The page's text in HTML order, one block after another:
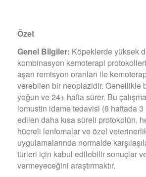
Özet
Genel Bilgiler: Köpeklerde yüksek
kombinasyon kemoterapi protokolleri
aşan remisyon oranları ile
verebilen bir neoplazidir. Genellikle
yoğun ve 24+ hafta sürer. Bu
lomustin idame tedavisi (8 haftada
edilen daha kısa süreli protokolün,
hücreli lenfomalar ve özel
uygulamalarında normalde
türleri için kabul edilebilir sonuçlar
vermeyeceğini araştırmaktır.